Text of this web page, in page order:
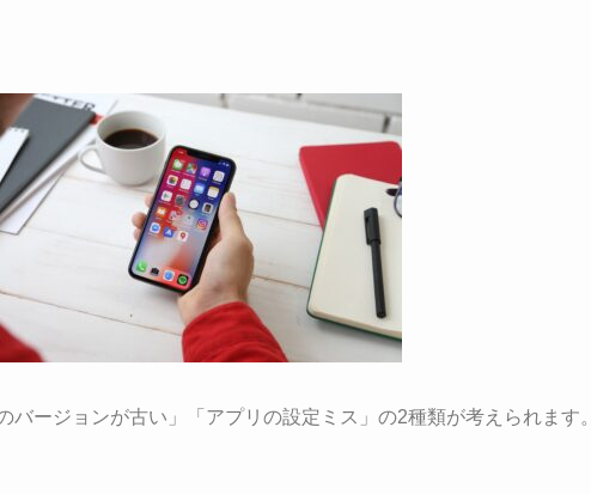
ージョンが古い」「アプリの設定ミス」の2種類が考えられます。